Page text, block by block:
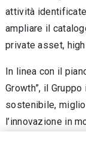
attività
ampliare il
private asset,
In linea con il
Growth”, il
sostenibile,
l’innovazione in